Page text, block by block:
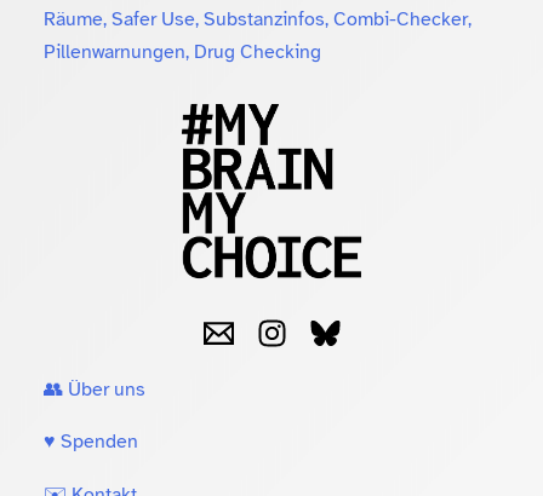
Räume, Safer Use, Substanzinfos, Combi-Checker,
Pillenwarnungen, Drug Checking
👥 Über uns
♥️ Spenden